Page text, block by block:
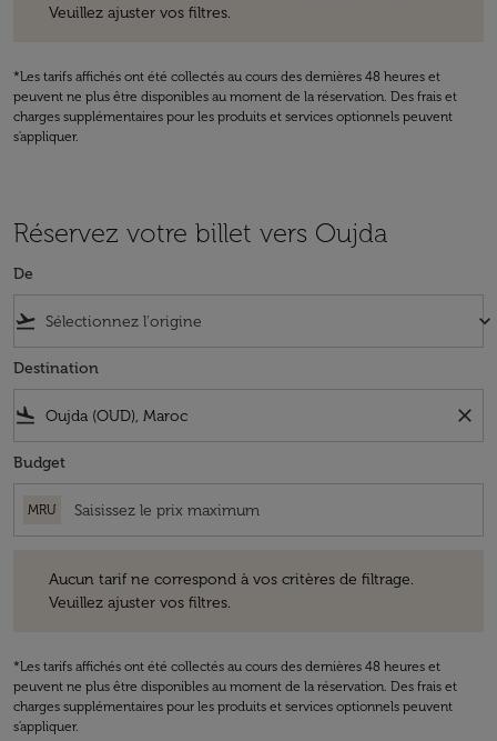
Veuillez ajuster vos filtres.
*Les tarifs affichés ont été collectés au cours des dernières 48 heures et
peuvent ne plus être disponibles au moment de la réservation. Des frais et
charges supplémentaires pour les produits et services optionnels peuvent
s'appliquer.
Réservez votre billet vers Oujda
De
flight_takeoff keyboard_arrow_down
Destination
flight_land close
Budget
MRU
Aucun tarif ne correspond à vos critères de filtrage.
Veuillez ajuster vos filtres.
*Les tarifs affichés ont été collectés au cours des dernières 48 heures et
peuvent ne plus être disponibles au moment de la réservation. Des frais et
charges supplémentaires pour les produits et services optionnels peuvent
s'appliquer.